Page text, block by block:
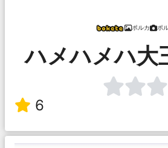
ポルカ ポ
ハメハメハ大
6